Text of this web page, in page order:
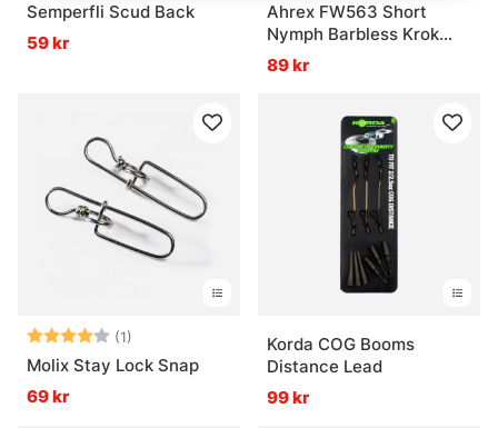
Semperfli Scud Back
59 kr
Ahrex FW563 Short
Nymph Barbless Krok
24-pack
89 kr
Betyg: (1)
4.0 utav 5 stjärnor
Molix Stay Lock Snap
69 kr
Korda COG Booms
Distance Lead
99 kr